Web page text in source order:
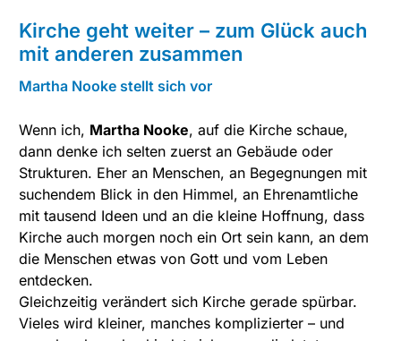
Kirche geht weiter – zum Glück auch
mit anderen zusammen
Martha Nooke stellt sich vor
Wenn ich, Martha Nooke, auf die Kirche schaue,
dann denke ich selten zuerst an Gebäude oder
Strukturen. Eher an Menschen, an Begegnungen mit
suchendem Blick in den Himmel, an Ehrenamtliche
mit tausend Ideen und an die kleine Hoffnung, dass
Kirche auch morgen noch ein Ort sein kann, an dem
die Menschen etwas von Gott und vom Leben
entdecken.
Gleichzeitig verändert sich Kirche gerade spürbar.
Vieles wird kleiner, manches komplizierter – und